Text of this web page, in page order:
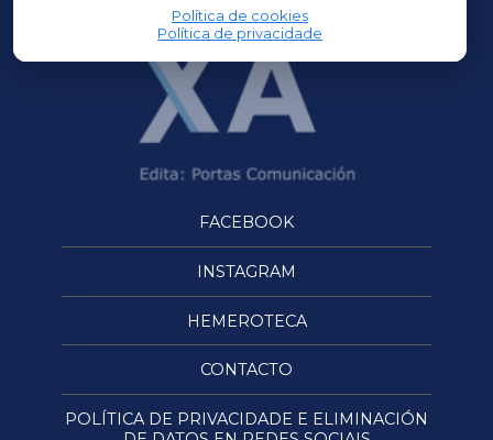
Política de cookies
Política de privacidade
FACEBOOK
INSTAGRAM
HEMEROTECA
CONTACTO
POLÍTICA DE PRIVACIDADE E ELIMINACIÓN